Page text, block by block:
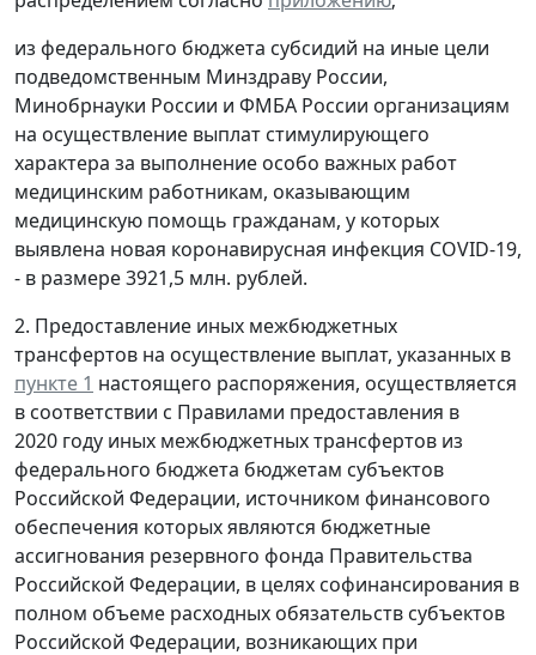
из федерального бюджета субсидий на иные цели
подведомственным Минздраву России,
Минобрнауки России и ФМБА России организациям
на осуществление выплат стимулирующего
характера за выполнение особо важных работ
медицинским работникам, оказывающим
медицинскую помощь гражданам, у которых
выявлена новая коронавирусная инфекция COVID-19,
- в размере 3921,5 млн. рублей.
2. Предоставление иных межбюджетных
трансфертов на осуществление выплат, указанных в
пункте 1 настоящего распоряжения, осуществляется
в соответствии с Правилами предоставления в
2020 году иных межбюджетных трансфертов из
федерального бюджета бюджетам субъектов
Российской Федерации, источником финансового
обеспечения которых являются бюджетные
ассигнования резервного фонда Правительства
Российской Федерации, в целях софинансирования в
полном объеме расходных обязательств субъектов
Российской Федерации, возникающих при